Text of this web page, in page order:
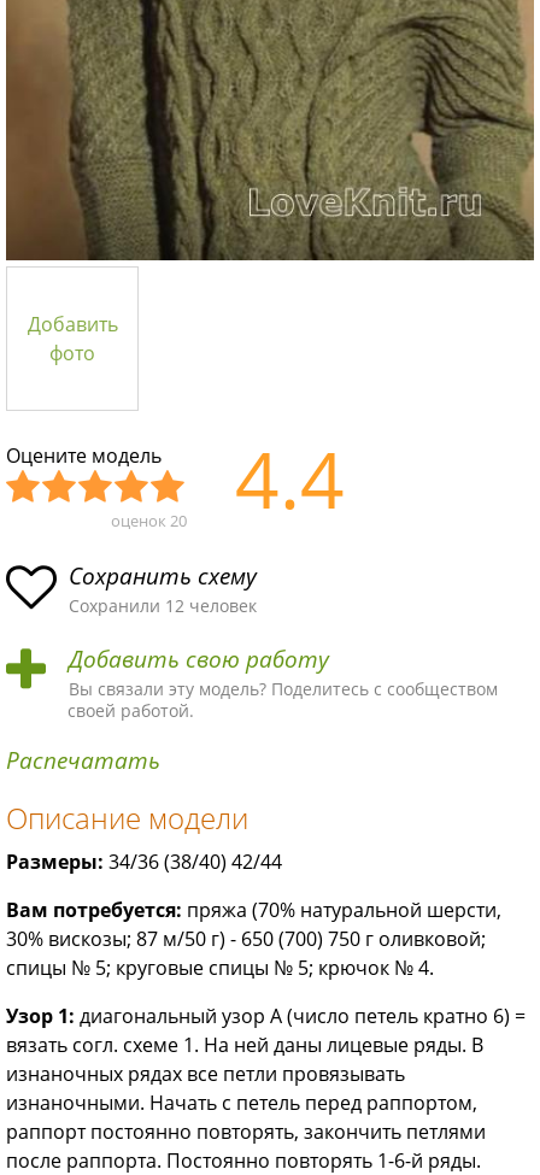
Добавить
фото
Оцените модель
асн
ая
ма
пло
хая
ма
ыч
ная
ма
Хор
ая
ма
Отл
ая
ма!
оценок 20 4.4
Сохранить схему
Сохранили 12 человек
Добавить свою работу
Вы связали эту модель? Поделитесь с сообществом
своей работой.
Распечатать
Описание модели
Размеры: 34/36 (38/40) 42/44
Вам потребуется: пряжа (70% натуральной шерсти,
30% вискозы; 87 м/50 г) - 650 (700) 750 г оливковой;
спицы № 5; круговые спицы № 5; крючок № 4.
Узор 1: диагональный узор А (число петель кратно 6) =
вязать согл. схеме 1. На ней даны лицевые ряды. В
изнаночных рядах все петли провязывать
изнаночными. Начать с петель перед раппортом,
раппорт постоянно повторять, закончить петлями
после раппорта. Постоянно повторять 1-6-й ряды.